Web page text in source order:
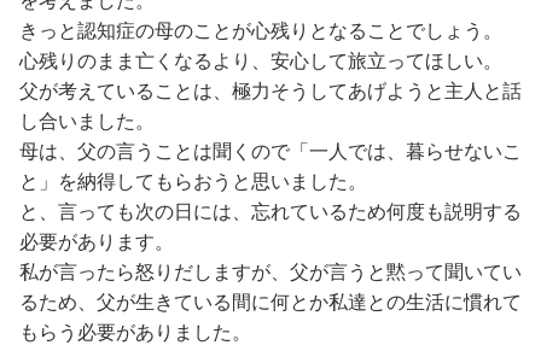
きっと認知症の母のことが心残りとなることでしょう。
心残りのまま亡くなるより、安心して旅立ってほしい。
父が考えていることは、極力そうしてあげようと主人と話
し合いました。
母は、父の言うことは聞くので「一人では、暮らせないこ
と」を納得してもらおうと思いました。
と、言っても次の日には、忘れているため何度も説明する
必要があります。
私が言ったら怒りだしますが、父が言うと黙って聞いてい
るため、父が生きている間に何とか私達との生活に慣れて
もらう必要がありました。